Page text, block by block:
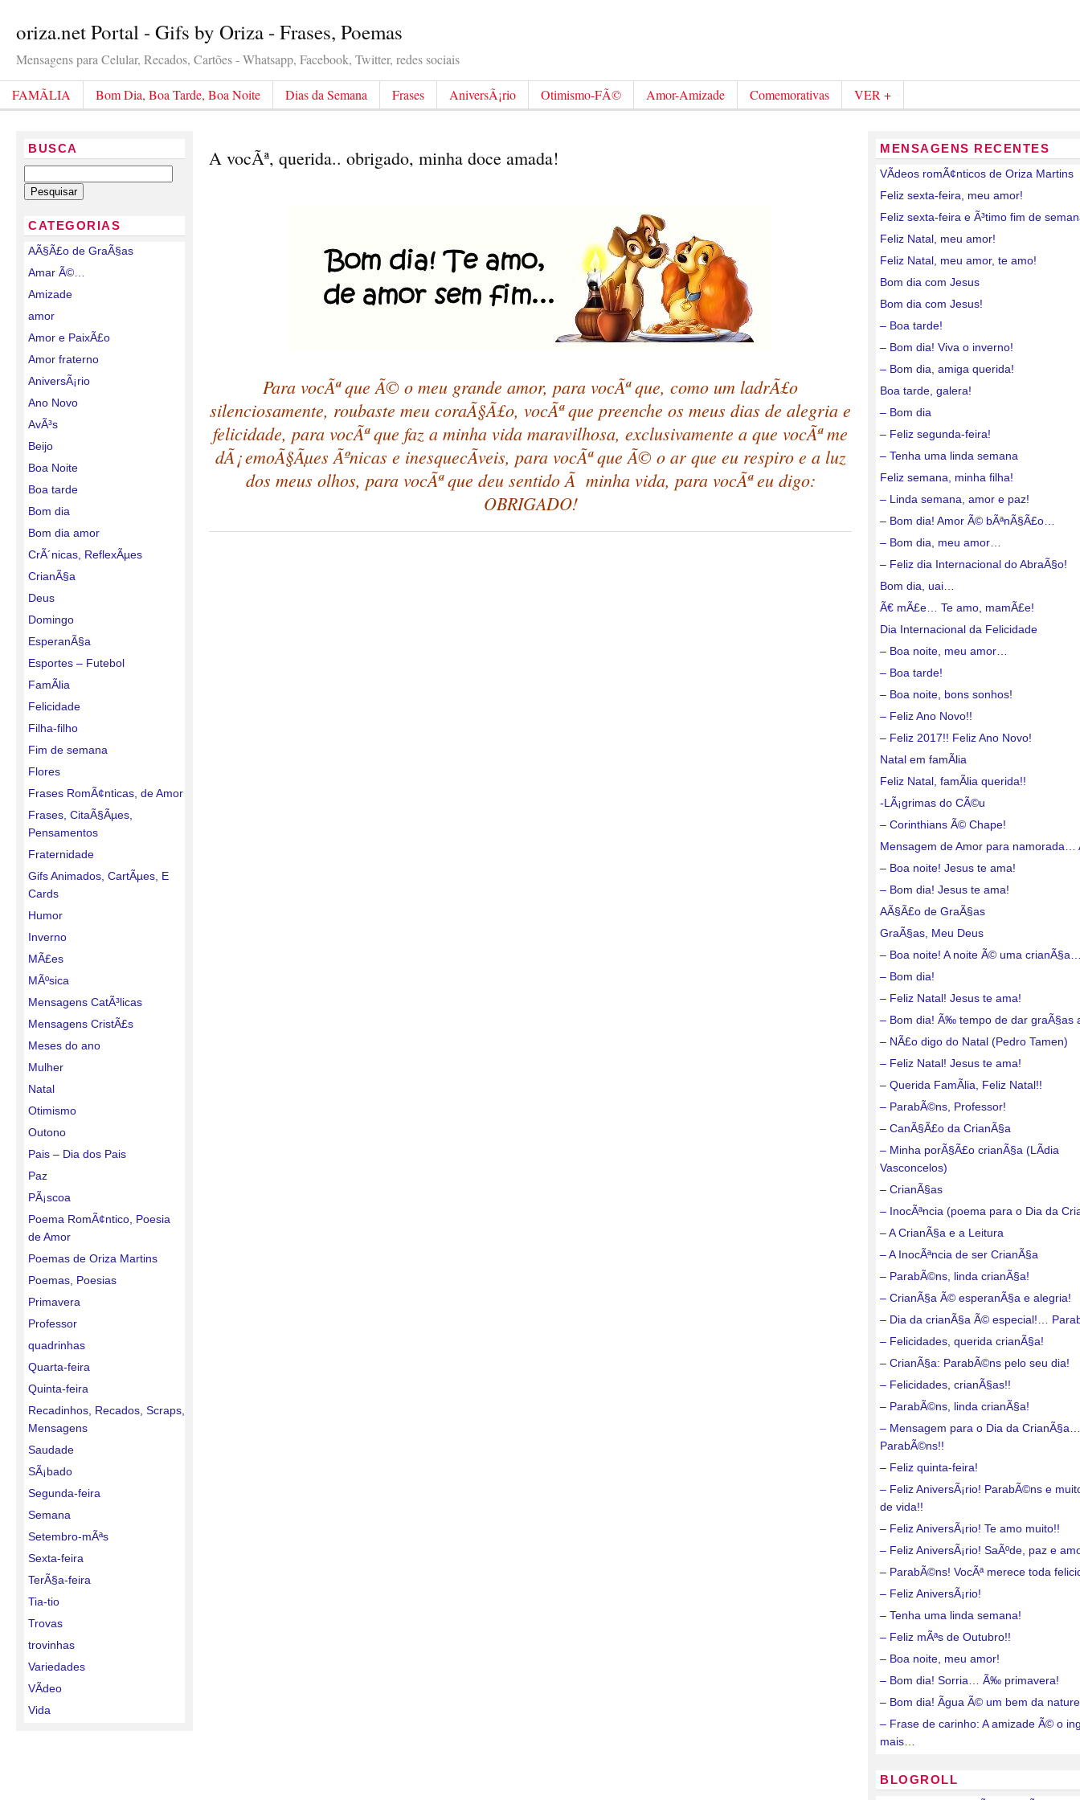
oriza.net Portal - Gifs by Oriza - Frases, Poemas
Mensagens para Celular, Recados, Cartões - Whatsapp, Facebook, Twitter, redes sociais
FAMÃLIA Bom Dia, Boa Tarde, Boa Noite Dias da Semana Frases AniversÃ¡rio Otimismo-FÃ© Amor-Amizade Comemorativas VER +
BUSCA
CATEGORIAS
AÃ§Ã£o de GraÃ§as
Amar Ã©…
Amizade
amor
Amor e PaixÃ£o
Amor fraterno
AniversÃ¡rio
Ano Novo
AvÃ³s
Beijo
Boa Noite
Boa tarde
Bom dia
Bom dia amor
CrÃ´nicas, ReflexÃµes
CrianÃ§a
Deus
Domingo
EsperanÃ§a
Esportes – Futebol
FamÃ­lia
Felicidade
Filha-filho
Fim de semana
Flores
Frases RomÃ¢nticas, de Amor
Frases, CitaÃ§Ãµes,
Pensamentos
Fraternidade
Gifs Animados, CartÃµes, E
Cards
Humor
Inverno
MÃ£es
MÃºsica
Mensagens CatÃ³licas
Mensagens CristÃ£s
Meses do ano
Mulher
Natal
Otimismo
Outono
Pais – Dia dos Pais
Paz
PÃ¡scoa
Poema RomÃ¢ntico, Poesia
de Amor
Poemas de Oriza Martins
Poemas, Poesias
Primavera
Professor
quadrinhas
Quarta-feira
Quinta-feira
Recadinhos, Recados, Scraps,
Mensagens
Saudade
SÃ¡bado
Segunda-feira
Semana
Setembro-mÃªs
Sexta-feira
TerÃ§a-feira
Tia-tio
Trovas
trovinhas
Variedades
VÃ­deo
Vida
A vocÃª, querida.. obrigado, minha doce amada!
Para vocÃª que Ã© o meu grande amor, para vocÃª que, como um ladrÃ£o
silenciosamente, roubaste meu coraÃ§Ã£o, vocÃª que preenche os meus dias de alegria e
felicidade, para vocÃª que faz a minha vida maravilhosa, exclusivamente a que vocÃª me
dÃ¡ emoÃ§Ãµes Ãºnicas e inesquecÃ­veis, para vocÃª que Ã© o ar que eu respiro e a luz
dos meus olhos, para vocÃª que deu sentido Ã minha vida, para vocÃª eu digo:
OBRIGADO!
MENSAGENS RECENTES
VÃ­deos romÃ¢nticos de Oriza Martins
Feliz sexta-feira, meu amor!
Feliz sexta-feira e Ã³timo fim de
Feliz Natal, meu amor!
Feliz Natal, meu amor, te amo!
Bom dia com Jesus
Bom dia com Jesus!
– Boa tarde!
– Bom dia! Viva o inverno!
– Bom dia, amiga querida!
Boa tarde, galera!
– Bom dia
– Feliz segunda-feira!
– Tenha uma linda semana
Feliz semana, minha filha!
– Linda semana, amor e paz!
– Bom dia! Amor Ã© bÃªnÃ§Ã£o…
– Bom dia, meu amor…
– Feliz dia Internacional do AbraÃ§o!
Bom dia, uai…
Ã€ mÃ£e… Te amo, mamÃ£e!
Dia Internacional da Felicidade
– Boa noite, meu amor…
– Boa tarde!
– Boa noite, bons sonhos!
– Feliz Ano Novo!!
– Feliz 2017!! Feliz Ano Novo!
Natal em famÃ­lia
Feliz Natal, famÃ­lia querida!!
-LÃ¡grimas do CÃ©u
– Corinthians Ã© Chape!
Mensagem de Amor para namorada…
– Boa noite! Jesus te ama!
– Bom dia! Jesus te ama!
AÃ§Ã£o de GraÃ§as
GraÃ§as, Meu Deus
– Boa noite! A noite Ã© uma
– Bom dia!
– Feliz Natal! Jesus te ama!
– Bom dia! Ã‰ tempo de dar graÃ§as
– NÃ£o digo do Natal (Pedro Tamen)
– Feliz Natal! Jesus te ama!
– Querida FamÃ­lia, Feliz Natal!!
– ParabÃ©ns, Professor!
– CanÃ§Ã£o da CrianÃ§a
– Minha porÃ§Ã£o crianÃ§a (LÃ­dia
Vasconcelos)
– CrianÃ§as
– InocÃªncia (poema para o Dia da
– A CrianÃ§a e a Leitura
– A InocÃªncia de ser CrianÃ§a
– ParabÃ©ns, linda crianÃ§a!
– CrianÃ§a Ã© esperanÃ§a e alegria!
– Dia da crianÃ§a Ã© especial!…
– Felicidades, querida crianÃ§a!
– CrianÃ§a: ParabÃ©ns pelo seu dia!
– Felicidades, crianÃ§as!!
– ParabÃ©ns, linda crianÃ§a!
– Mensagem para o Dia da CrianÃ§a…
ParabÃ©ns!!
– Feliz quinta-feira!
– Feliz AniversÃ¡rio! ParabÃ©ns e
de vida!!
– Feliz AniversÃ¡rio! Te amo muito!!
– Feliz AniversÃ¡rio! SaÃºde, paz e
– ParabÃ©ns! VocÃª merece toda
– Feliz AniversÃ¡rio!
– Tenha uma linda semana!
– Feliz mÃªs de Outubro!!
– Boa noite, meu amor!
– Bom dia! Sorria… Ã‰ primavera!
– Bom dia! Ãgua Ã© um bem da
– Frase de carinho: A amizade Ã© o
mais…
BLOGROLL